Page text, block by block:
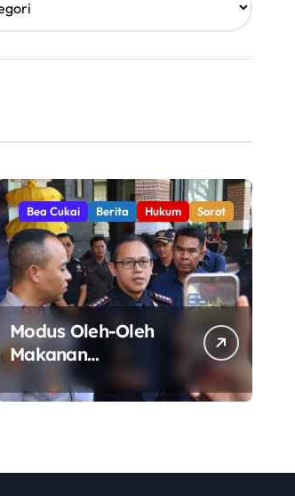
Bea Cukai Berita Hukum Sorot
Modus Oleh-Oleh
Makanan
Terbongkar, Bea
Cukai Ngurah Rai
Kilogram Ganja Asal